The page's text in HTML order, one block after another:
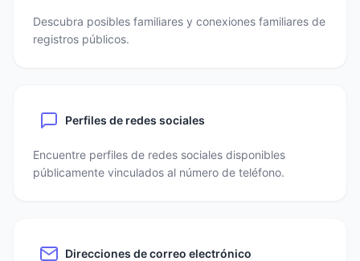
Descubra posibles familiares y conexiones familiares de
registros públicos.
Perfiles de redes sociales
Encuentre perfiles de redes sociales disponibles
públicamente vinculados al número de teléfono.
Direcciones de correo electrónico